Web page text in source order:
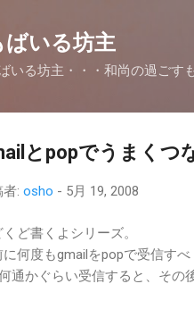
ばいる坊主
いる坊主・・・和尚の過ごす
とpopでうまくつ
: osho - 5月 19, 2008
くど書くよシリーズ。
に何度もgmailをpopで受信す
通かぐらい受信すると、その